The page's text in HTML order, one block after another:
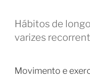
Hábitos de
varizes
Movimento e